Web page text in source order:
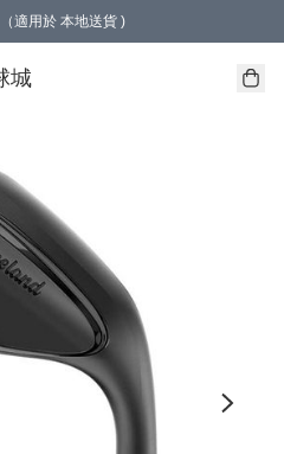
適用於 本地送貨 )
城